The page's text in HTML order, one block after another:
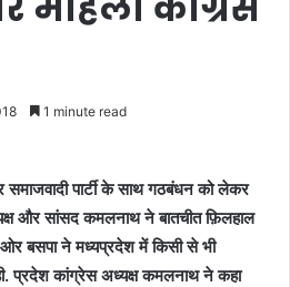
1 minute read
समाजवादी पार्टी के साथ गठबंधन को लेकर
और सांसद कमलनाथ ने बातचीत फ़िलहाल
ओर बसपा ने मध्यप्रदेश में किसी से भी
प्रदेश कांग्रेस अध्यक्ष कमलनाथ ने कहा